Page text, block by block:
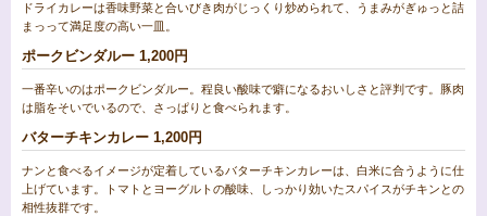
ドライカレーは香味野菜と合いびき肉がじっくり炒められて、うまみがぎゅっと詰
まっって満足度の高い一皿。
ポークビンダルー 1,200円
一番辛いのはポークビンダルー。程良い酸味で癖になるおいしさと評判です。豚肉
は脂をそいでいるので、さっぱりと食べられます。
バターチキンカレー 1,200円
ナンと食べるイメージが定着しているバターチキンカレーは、白米に合うように仕
上げています。トマトとヨーグルトの酸味、しっかり効いたスパイスがチキンとの
相性抜群です。